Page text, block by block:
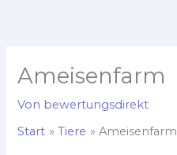
Ameisenfarm
Von bewertungsdirekt
Start
Tiere Ameisenfarm